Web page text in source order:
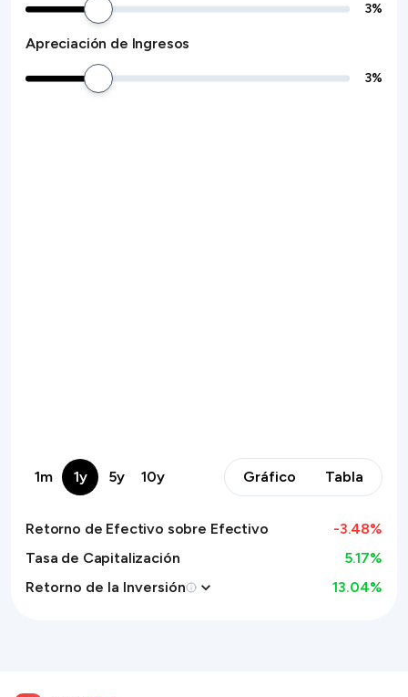
3%
Apreciación de Ingresos
3%
1m 1y 5y 10y Gráfico Tabla
Retorno de Efectivo sobre Efectivo -3.48%
Tasa de Capitalización
5.17%
Retorno de la Inversión
13.04%